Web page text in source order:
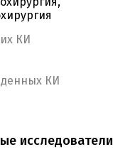
КИ
КИ
исследователи